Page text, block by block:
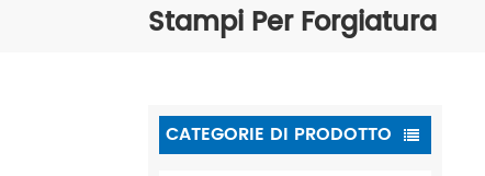
Stampi Per Forgiatura
CATEGORIE DI PRODOTTO